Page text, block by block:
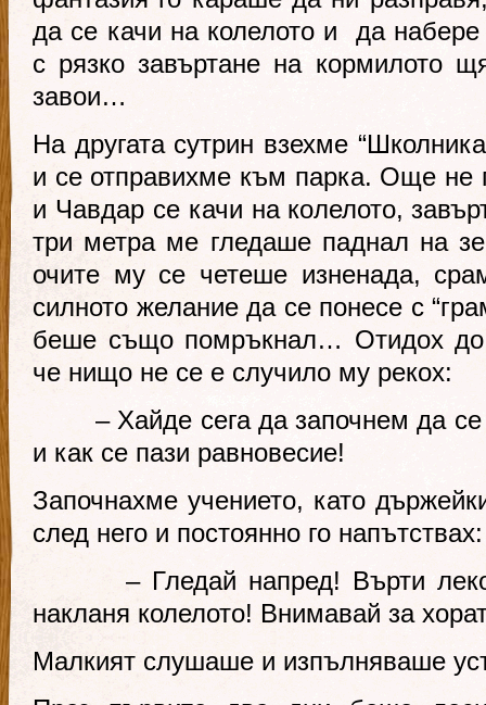
да се качи на колелото и да набере
с рязко завъртане на кормилото
завои…
На другата сутрин взехме
и се отправихме към парка. Още не
и Чавдар се качи на колелото,
три метра ме гледаше паднал на
очите му се четеше изненада,
силното желание да се понесе с
беше също помръкнал… Отидох до
че нищо не се е случило му рекох:
– Хайде сега да започнем да се
и как се пази равновесие!
Започнахме учението, като
след него и постоянно го напътствах:
– Гледай напред! Върти леко
накланя колелото! Внимавай за
Малкият слушаше и изпълняваше